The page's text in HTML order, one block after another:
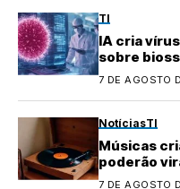
TI
IA cria
sobre
7 DE AGOSTO
NotíciasTI
Músicas
poderão
7 DE AGOSTO